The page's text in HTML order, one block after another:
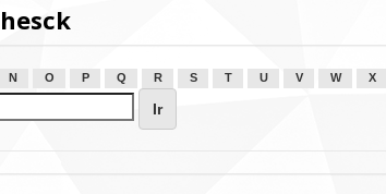
N O P Q R S T U V W X